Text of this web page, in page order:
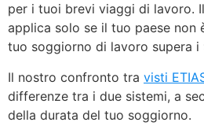
per i tuoi brevi viaggi di lavoro.
applica solo se il tuo paese non
tuo soggiorno di lavoro supera i
Il nostro confronto tra visti
differenze tra i due sistemi, a
della durata del tuo soggiorno.